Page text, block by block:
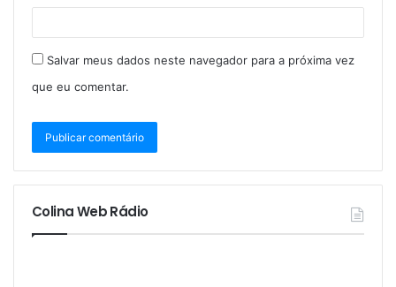
Salvar meus dados neste navegador para a próxima vez
que eu comentar.
Colina Web Rádio